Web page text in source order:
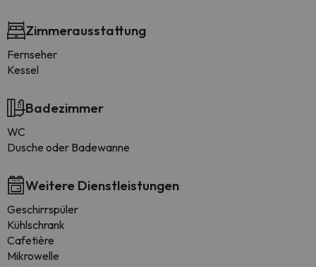
Zimmerausstattung
Fernseher
Kessel
Badezimmer
WC
Dusche oder Badewanne
Weitere Dienstleistungen
Geschirrspüler
Kühlschrank
Cafetière
Mikrowelle